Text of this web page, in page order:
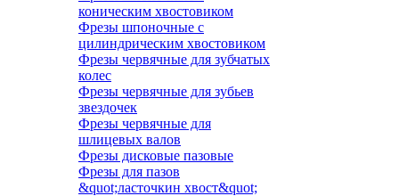
коническим хвостовиком
Фрезы шпоночные с
цилиндрическим хвостовиком
Фрезы червячные для зубчатых
колес
Фрезы червячные для зубьев
звездочек
Фрезы червячные для
шлицевых валов
Фрезы дисковые пазовые
Фрезы для пазов
&quot;ласточкин хвост&quot;